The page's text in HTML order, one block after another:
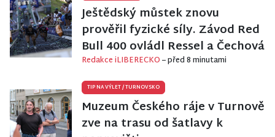
Ještědský můstek znovu
prověřil fyzické síly. Závod Red
Bull 400 ovládl Ressel a Čechová
Redakce iLIBERECKO– před 8 minutami
TIP NA VÝLET/TURNOVSKO
Muzeum Českého ráje v Turnově
zve na trasu od šatlavy k